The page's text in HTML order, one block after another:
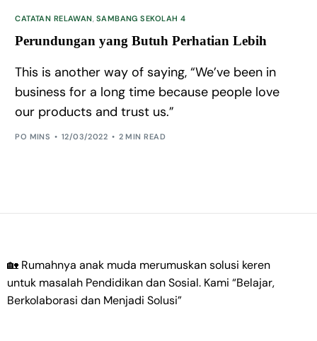
CATATAN RELAWAN, SAMBANG SEKOLAH 4
Perundungan yang Butuh Perhatian Lebih
This is another way of saying, “We’ve been in
business for a long time because people love
our products and trust us.”
PO MINS 12/03/2022 2 MIN READ
🏡 Rumahnya anak muda merumuskan solusi keren
untuk masalah Pendidikan dan Sosial. Kami “Belajar,
Berkolaborasi dan Menjadi Solusi”